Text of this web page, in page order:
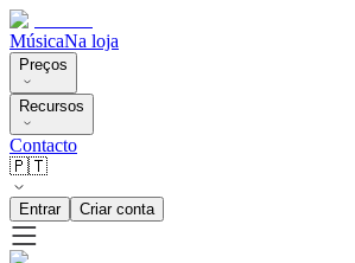
MúsicaNa loja
Preços
Recursos
Contacto
🇵🇹
Entrar Criar conta